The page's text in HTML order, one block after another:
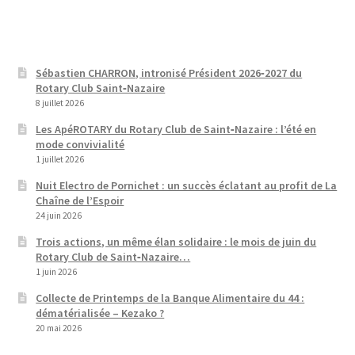
Sébastien CHARRON, intronisé Président 2026‑2027 du
Rotary Club Saint‑Nazaire
8 juillet 2026
Les ApéROTARY du Rotary Club de Saint‑Nazaire : l’été en
mode convivialité
1 juillet 2026
Nuit Electro de Pornichet : un succès éclatant au profit de La
Chaîne de l’Espoir
24 juin 2026
Trois actions, un même élan solidaire : le mois de juin du
Rotary Club de Saint‑Nazaire…
1 juin 2026
Collecte de Printemps de la Banque Alimentaire du 44 :
dématérialisée – Kezako ?
20 mai 2026